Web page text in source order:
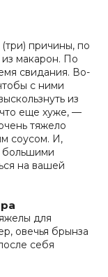
причины, по
макарон. По
свидания. Во-
с ними
из
что еще хуже, —
тяжело
соусом. И,
большими
на вашей
для
овечья брынза
себя